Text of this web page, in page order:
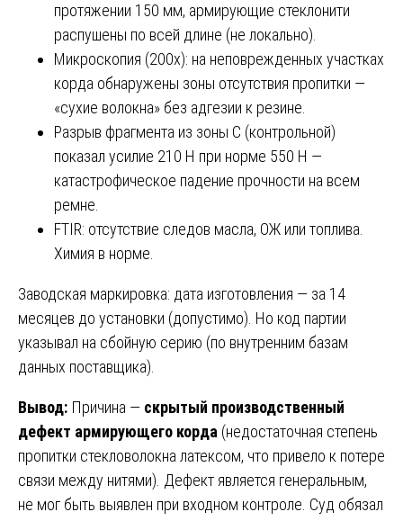
протяжении 150 мм, армирующие стеклонити
распушены по всей длине (не локально).
Микроскопия (200х): на неповрежденных участках
корда обнаружены зоны отсутствия пропитки —
«сухие волокна» без адгезии к резине.
Разрыв фрагмента из зоны C (контрольной)
показал усилие 210 Н при норме 550 Н —
катастрофическое падение прочности на всем
ремне.
FTIR: отсутствие следов масла, ОЖ или топлива.
Химия в норме.
Заводская маркировка: дата изготовления — за 14
месяцев до установки (допустимо). Но код партии
указывал на сбойную серию (по внутренним базам
данных поставщика).
Вывод: Причина — скрытый производственный
дефект армирующего корда (недостаточная степень
пропитки стекловолокна латексом, что привело к потере
связи между нитями). Дефект является генеральным,
не мог быть выявлен при входном контроле. Суд обязал